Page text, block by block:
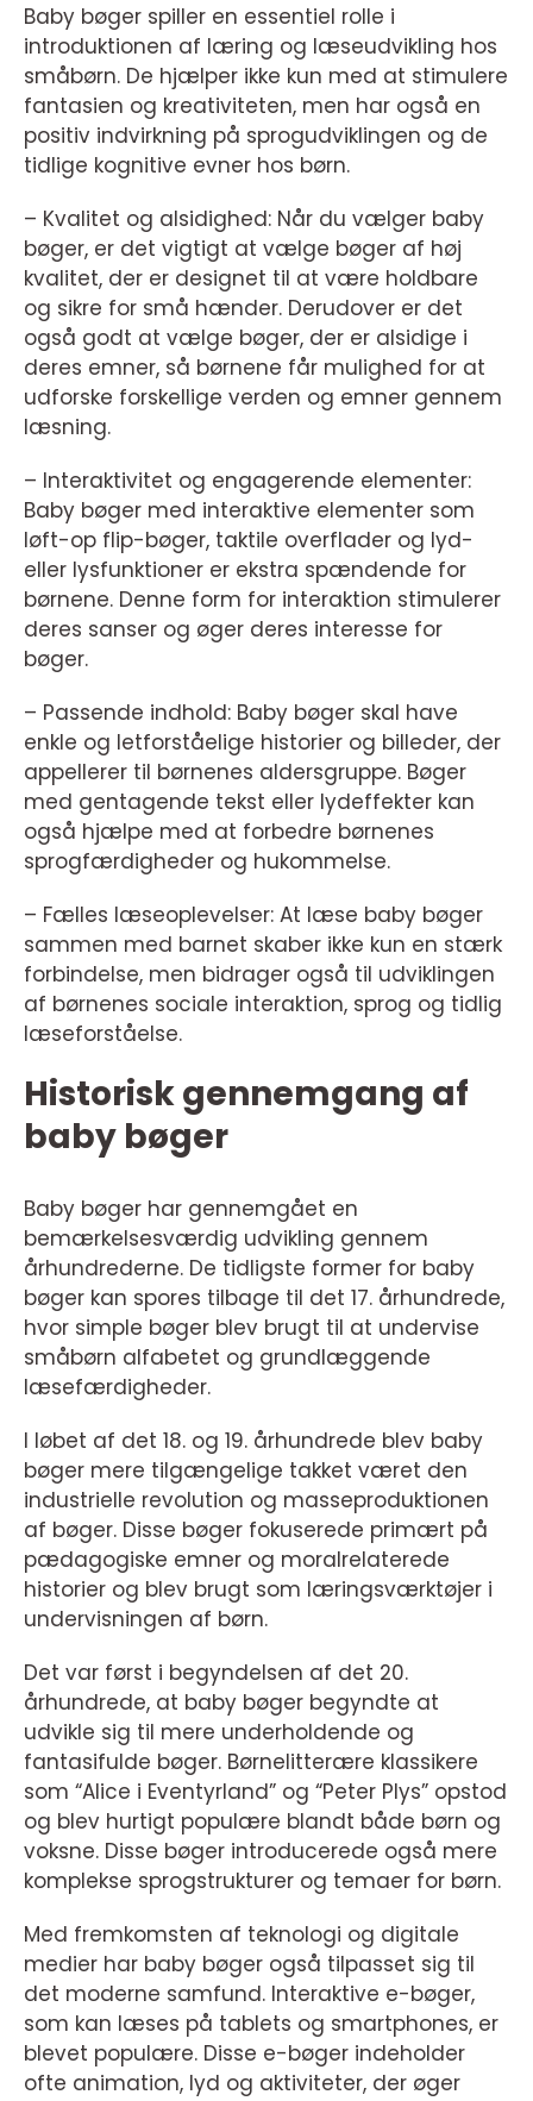
Baby bøger spiller en essentiel rolle i
introduktionen af læring og læseudvikling hos
småbørn. De hjælper ikke kun med at stimulere
fantasien og kreativiteten, men har også en
positiv indvirkning på sprogudviklingen og de
tidlige kognitive evner hos børn.
– Kvalitet og alsidighed: Når du vælger baby
bøger, er det vigtigt at vælge bøger af høj
kvalitet, der er designet til at være holdbare
og sikre for små hænder. Derudover er det
også godt at vælge bøger, der er alsidige i
deres emner, så børnene får mulighed for at
udforske forskellige verden og emner gennem
læsning.
– Interaktivitet og engagerende elementer:
Baby bøger med interaktive elementer som
løft-op flip-bøger, taktile overflader og lyd-
eller lysfunktioner er ekstra spændende for
børnene. Denne form for interaktion stimulerer
deres sanser og øger deres interesse for
bøger.
– Passende indhold: Baby bøger skal have
enkle og letforståelige historier og billeder, der
appellerer til børnenes aldersgruppe. Bøger
med gentagende tekst eller lydeffekter kan
også hjælpe med at forbedre børnenes
sprogfærdigheder og hukommelse.
– Fælles læseoplevelser: At læse baby bøger
sammen med barnet skaber ikke kun en stærk
forbindelse, men bidrager også til udviklingen
af børnenes sociale interaktion, sprog og tidlig
læseforståelse.
Historisk gennemgang af
baby bøger
Baby bøger har gennemgået en
bemærkelsesværdig udvikling gennem
århundrederne. De tidligste former for baby
bøger kan spores tilbage til det 17. århundrede,
hvor simple bøger blev brugt til at undervise
småbørn alfabetet og grundlæggende
læsefærdigheder.
I løbet af det 18. og 19. århundrede blev baby
bøger mere tilgængelige takket været den
industrielle revolution og masseproduktionen
af bøger. Disse bøger fokuserede primært på
pædagogiske emner og moralrelaterede
historier og blev brugt som læringsværktøjer i
undervisningen af børn.
Det var først i begyndelsen af det 20.
århundrede, at baby bøger begyndte at
udvikle sig til mere underholdende og
fantasifulde bøger. Børnelitterære klassikere
som “Alice i Eventyrland” og “Peter Plys” opstod
og blev hurtigt populære blandt både børn og
voksne. Disse bøger introducerede også mere
komplekse sprogstrukturer og temaer for børn.
Med fremkomsten af teknologi og digitale
medier har baby bøger også tilpasset sig til
det moderne samfund. Interaktive e-bøger,
som kan læses på tablets og smartphones, er
blevet populære. Disse e-bøger indeholder
ofte animation, lyd og aktiviteter, der øger